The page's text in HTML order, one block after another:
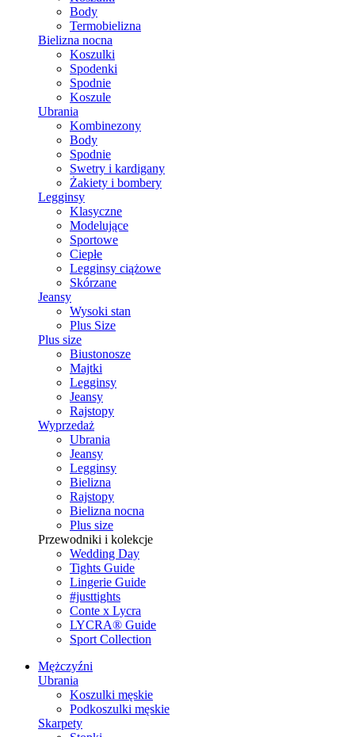
Body
Termobielizna
Bielizna nocna
Koszulki
Spodenki
Spodnie
Koszule
Ubrania
Kombinezony
Body
Spodnie
Swetry i kardigany
Żakiety i bombery
Legginsy
Klasyczne
Modelujące
Sportowe
Ciepłe
Legginsy ciążowe
Skórzane
Jeansy
Wysoki stan
Plus Size
Plus size
Biustonosze
Majtki
Legginsy
Jeansy
Rajstopy
Wyprzedaż
Ubrania
Jeansy
Legginsy
Bielizna
Rajstopy
Bielizna nocna
Plus size
Przewodniki i kolekcje
Wedding Day
Tights Guide
Lingerie Guide
#justtights
Conte x Lycra
LYCRA® Guide
Sport Сollection
Mężczyźni
Ubrania
Koszulki męskie
Podkoszulki męskie
Skarpety